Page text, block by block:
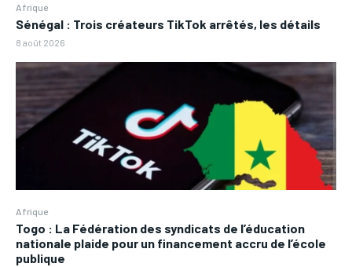
Afrique
Sénégal : Trois créateurs TikTok arrêtés, les détails
8 août 2026
Afrique
Togo : La Fédération des syndicats de l’éducation
nationale plaide pour un financement accru de l’école
publique